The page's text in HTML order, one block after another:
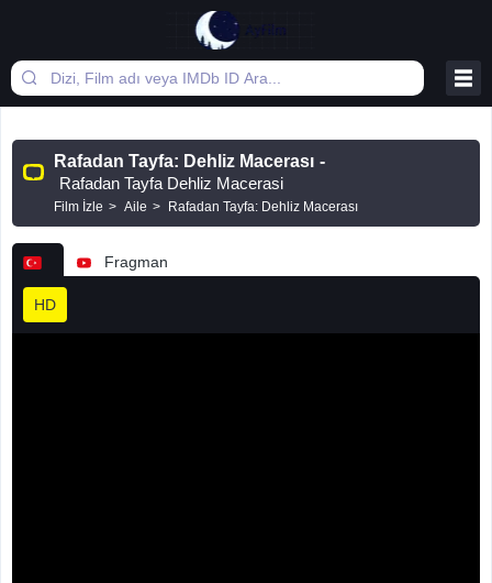
Rafadan Tayfa: Dehliz Macerası -
Rafadan Tayfa Dehliz Macerasi
Film İzle Aile Rafadan Tayfa: Dehliz Macerası
Fragman
HD